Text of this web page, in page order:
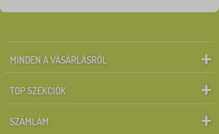
MINDEN A VÁSÁRLÁSRÓL
TOP SZEKCIÓK
SZÁMLÁM